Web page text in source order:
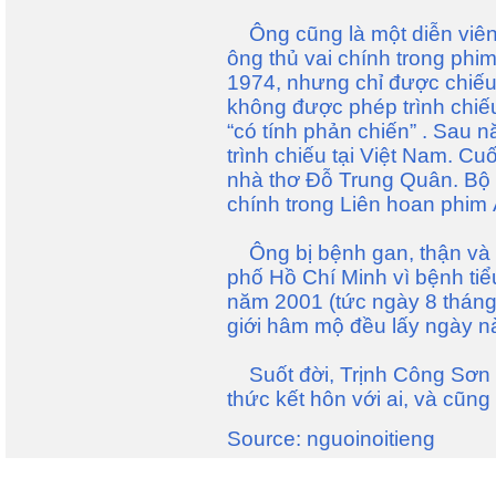
Ông cũng là một diễn
ông thủ vai chính trong
1974, nhưng chỉ được
không được phép trình
“có tính phản chiến” . Sau
trình chiếu tại Việt Nam.
nhà thơ Đỗ Trung Quân.
chính trong Liên hoan phim
Ông bị bệnh gan, thận và
phố Hồ Chí Minh vì bệnh
năm 2001 (tức ngày 8
giới hâm mộ đều lấy ngày
Suốt đời, Trịnh Công
thức kết hôn với ai, và
Source: nguoinoitieng